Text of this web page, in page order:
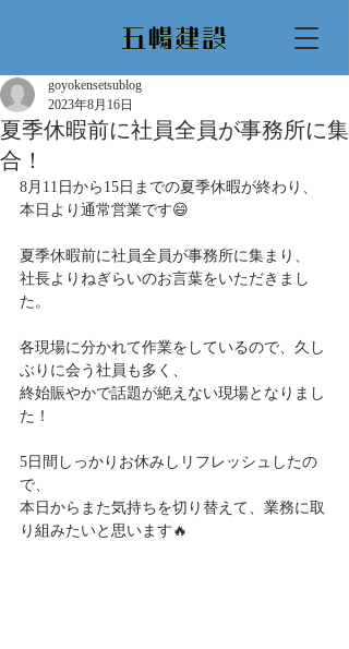
夏季休暇前に社員全員が事務所に集
合！
goyokensetsublog
2023年8月16日
8月11日から15日までの夏季休暇が終わり、
本日より通常営業です😄
夏季休暇前に社員全員が事務所に集まり、
社長よりねぎらいのお言葉をいただきまし
た。
各現場に分かれて作業をしているので、久し
ぶりに会う社員も多く、
終始賑やかで話題が絶えない現場となりまし
た！
5日間しっかりお休みしリフレッシュしたの
で、
本日からまた気持ちを切り替えて、業務に取
り組みたいと思います🔥